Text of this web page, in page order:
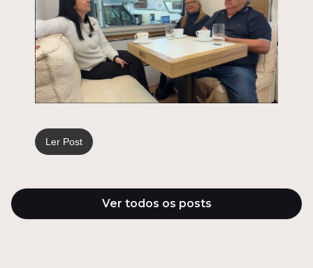
Ler Post
Ver todos os posts